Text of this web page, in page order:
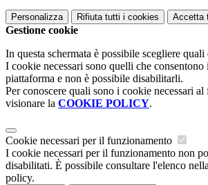
Personalizza Rifiuta tutti i cookies Accetta
Gestione cookie
In questa schermata è possibile scegliere
I cookie necessari sono quelli che
piattaforma e non è possibile disabilitarli.
Per conoscere quali sono i cookie necessari
visionare la COOKIE POLICY.
Cookie necessari per il funzionamento
I cookie necessari per il funzionamento non
disabilitati. È possibile consultare l'elenco
policy.